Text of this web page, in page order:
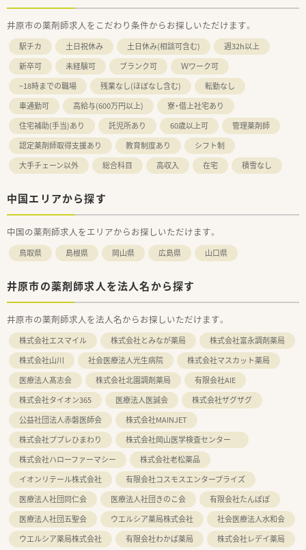
井原市の薬剤師求人をこだわり条件からお探しいただけます。
駅チカ 土日祝休み 土日休み(相談可含む)
週32h以上
新卒可
未経験可 ブランク可
Ｗワーク可
~18時までの職場
残業なし(ほぼなし含む)
転勤なし
車通勤可
高給与(600万円以上)
寮・借上社宅あり
住宅補助(手当)あり
託児所あり 60歳以上可
管理薬剤師
認定薬剤師取得支援あり
教育制度あり
シフト制
大手チェーン以外
総合科目 高収入 在宅 積雪なし
中国エリアから探す
中国の薬剤師求人をエリアからお探しいただけます。
鳥取県 島根県 岡山県 広島県 山口県
井原市の薬剤師求人を法人名から探す
井原市の薬剤師求人を法人名からお探しいただけます。
株式会社エスマイル 株式会社とみなが薬局
株式会社富永調剤薬局
株式会社山川
社会医療法人光生病院
株式会社マスカット薬局
医療法人髙志会
株式会社北園調剤薬局
有限会社AIE
株式会社タイオン365
医療法人医誠会
株式会社ザグザグ
公益社団法人赤磐医師会
株式会社MAINJET
株式会社ププレひまわり
株式会社岡山医学検査センター
株式会社ハローファーマシー
株式会社老松薬品
イオンリテール株式会社
有限会社コスモスエンタープライズ
医療法人社団同仁会
医療法人社団きのこ会
有限会社たんぽぽ
医療法人社団五聖会
ウエルシア薬局株式会社
社会医療法人水和会
ウエルシア薬局株式会社
有限会社わかば薬局
株式会社レデイ薬局